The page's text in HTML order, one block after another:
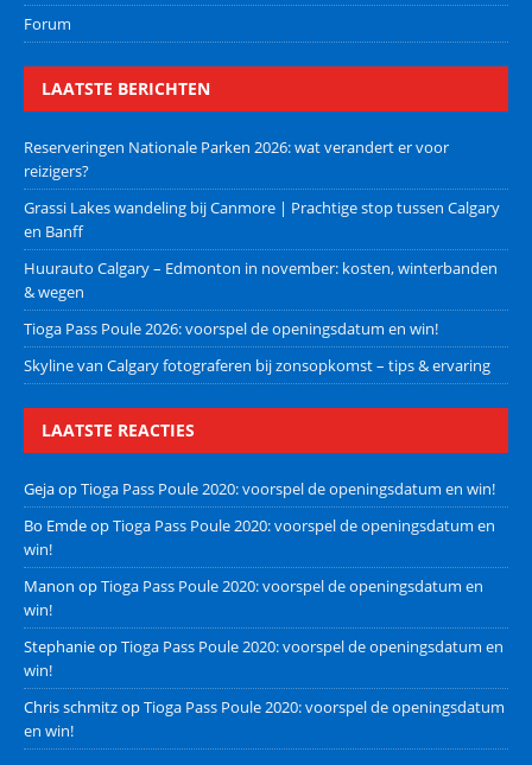
Forum
LAATSTE BERICHTEN
Reserveringen Nationale Parken 2026: wat verandert er voor
reizigers?
Grassi Lakes wandeling bij Canmore | Prachtige stop tussen Calgary
en Banff
Huurauto Calgary – Edmonton in november: kosten, winterbanden
& wegen
Tioga Pass Poule 2026: voorspel de openingsdatum en win!
Skyline van Calgary fotograferen bij zonsopkomst – tips & ervaring
LAATSTE REACTIES
GejaopTioga Pass Poule 2020: voorspel de openingsdatum en win!
Bo EmdeopTioga Pass Poule 2020: voorspel de openingsdatum en
win!
Manon opTioga Pass Poule 2020: voorspel de openingsdatum en
win!
StephanieopTioga Pass Poule 2020: voorspel de openingsdatum en
win!
Chris schmitzopTioga Pass Poule 2020: voorspel de openingsdatum
en win!